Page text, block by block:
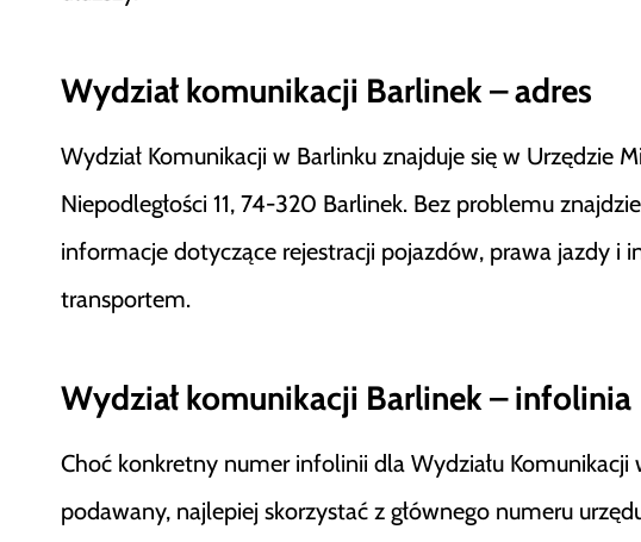
Wydział komunikacji Barlinek – adres
Wydział Komunikacji w Barlinku znajduje się w Urzędzie
Niepodległości 11, 74-320 Barlinek. Bez problemu
informacje dotyczące rejestracji pojazdów, prawa jazdy i
transportem.
Wydział komunikacji Barlinek – infolinia
Choć konkretny numer infolinii dla Wydziału Komunikacji
podawany, najlepiej skorzystać z głównego numeru